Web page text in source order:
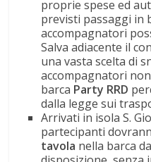
proprie spese ed
previsti passaggi in
accompagnatori
Salva adiacente il
una vasta scelta di
accompagnatori
barca Party RRD
dalla legge sui
Arrivati in isola S.
partecipanti
tavola nella barca